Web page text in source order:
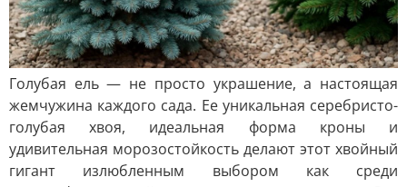
Голубая ель — не просто украшение, а настоящая
жемчужина каждого сада. Ее уникальная серебристо-
голубая хвоя, идеальная форма кроны и
удивительная морозостойкость делают этот хвойный
гигант излюбленным выбором как среди